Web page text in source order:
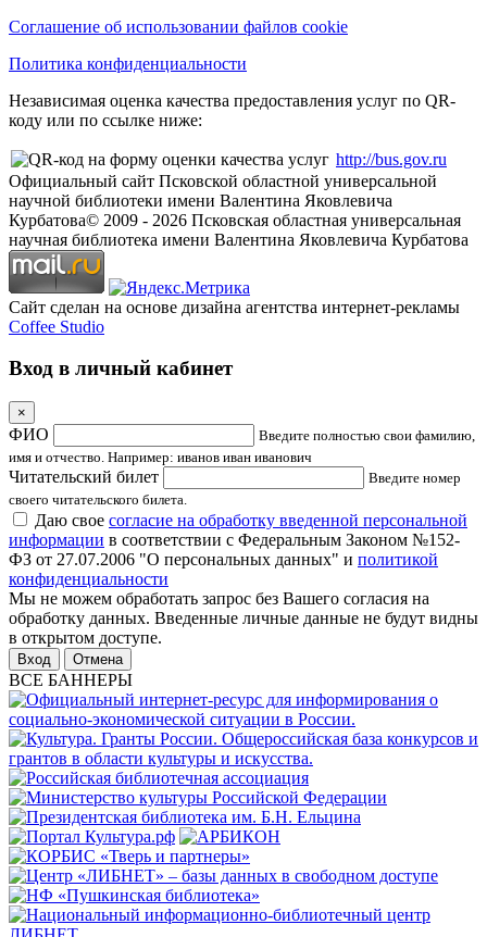
Соглашение об использовании файлов cookie
Политика конфиденциальности
Независимая оценка качества предоставления услуг по QR-
коду или по ссылке ниже:
http://bus.gov.ru
Официальный сайт Псковской областной универсальной
научной библиотеки имени Валентина Яковлевича
Курбатова© 2009 - 2026 Псковская областная универсальная
научная библиотека имени Валентина Яковлевича Курбатова
Сайт сделан на основе дизайна агентства интернет-рекламы
Coffee Studio
Вход в личный кабинет
×
ФИО
Введите полностью свои фамилию,
имя и отчество. Например: иванов иван иванович
Читательский билет
Введите номер
своего читательского билета.
Даю свое согласие на обработку введенной персональной
информации в соответствии с Федеральным Законом №152-
ФЗ от 27.07.2006 "О персональных данных" и политикой
конфиденциальности
Мы не можем обработать запрос без Вашего согласия на
обработку данных. Введенные личные данные не будут видны
в открытом доступе.
Отмена
ВСЕ БАННЕРЫ